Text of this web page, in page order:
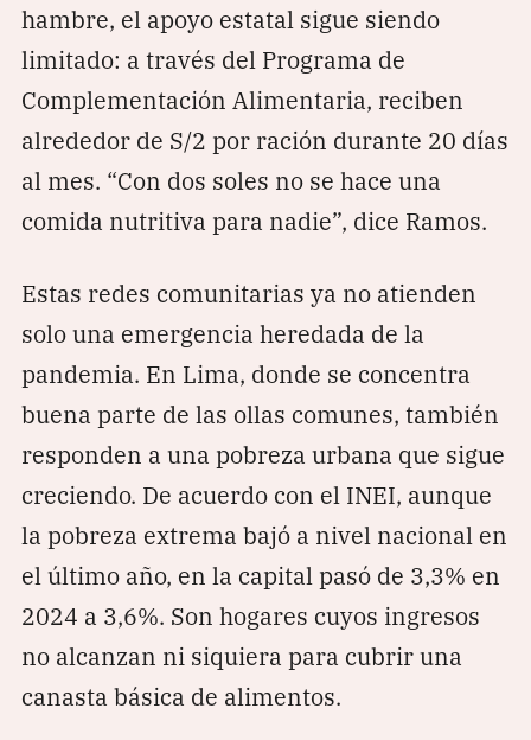
hambre, el apoyo estatal sigue siendo
limitado: a través del Programa de
Complementación Alimentaria, reciben
alrededor de S/2 por ración durante 20 días
al mes. “Con dos soles no se hace una
comida nutritiva para nadie”, dice Ramos.
Estas redes comunitarias ya no atienden
solo una emergencia heredada de la
pandemia. En Lima, donde se concentra
buena parte de las ollas comunes, también
responden a una pobreza urbana que sigue
creciendo. De acuerdo con el INEI, aunque
la pobreza extrema bajó a nivel nacional en
el último año, en la capital pasó de 3,3% en
2024 a 3,6%. Son hogares cuyos ingresos
no alcanzan ni siquiera para cubrir una
canasta básica de alimentos.